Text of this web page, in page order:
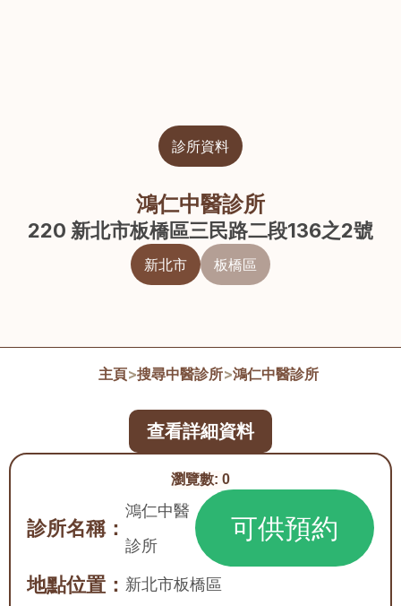
診所資料
鴻仁中醫診所
220 新北市板橋區三民路二段136之2號
新北市 板橋區
主頁>搜尋中醫診所>鴻仁中醫診所
瀏覽數: 0
診所名稱：
鴻仁中醫
診所
可供預約
地點位置： 新北市板橋區
查看詳細資料